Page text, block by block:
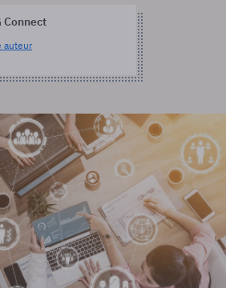
Connect
auteur